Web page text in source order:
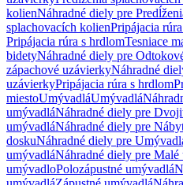
kolienNáhradné diely pre
splachovacích kolienPripájacia
Pripájacia rúra s hrdlomTesniace
bidetyNáhradné diely pre
zápachové uzávierkyNáhradné
uzávierkyPripájacia rúra s hrdlom
miestoUmývadláUmývadlá
umývadláNáhradné diely pre
umývadláNáhradné diely pre
doskuNáhradné diely pre
umývadláNáhradné diely pre Malé
umývadloPolozápustné umývadlá